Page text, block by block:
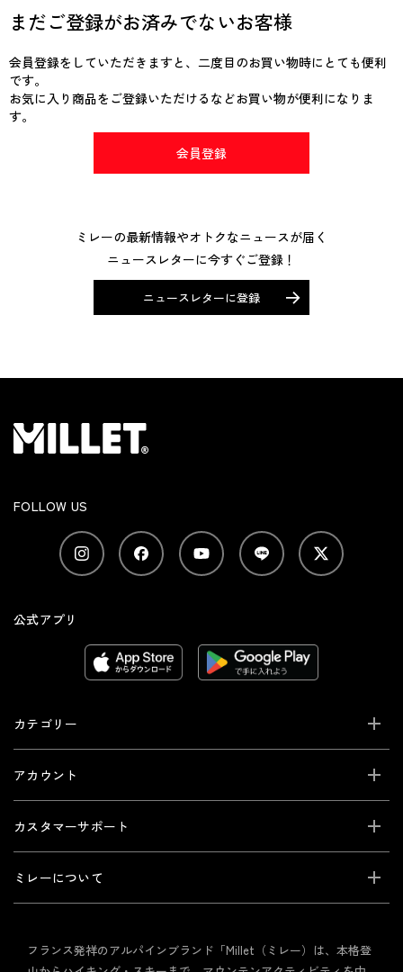
まだご登録がお済みでないお客様
会員登録をしていただきますと、二度目のお買い物時にとても便利
です。
お気に入り商品をご登録いただけるなどお買い物が便利になりま
す。
会員登録
ミレーの最新情報やオトクなニュースが届く
ニュースレターに今すぐご登録！
ニュースレターに登録
FOLLOW US
公式アプリ
カテゴリー
アカウント
カスタマーサポート
ミレーについて
フランス発祥のアルパインブランド「Millet（ミレー）は、本格登